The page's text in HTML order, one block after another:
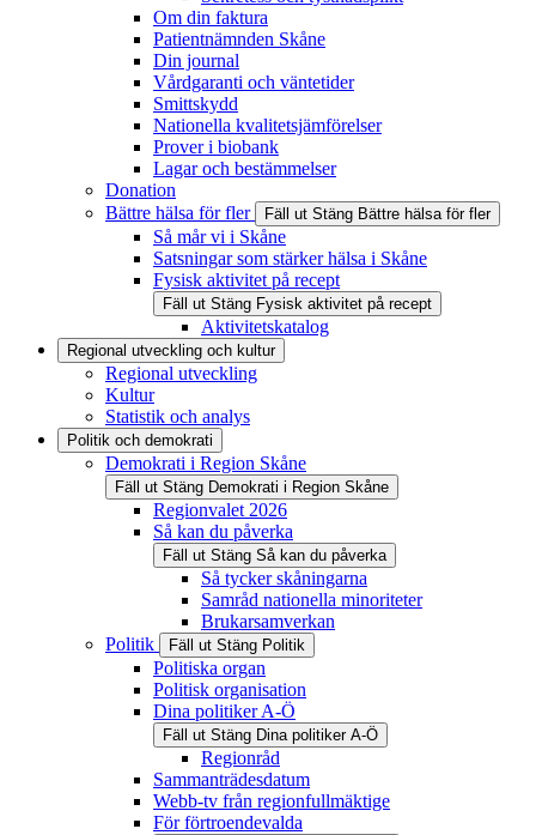
Om din faktura
Patientnämnden Skåne
Din journal
Vårdgaranti och väntetider
Smittskydd
Nationella kvalitetsjämförelser
Prover i biobank
Lagar och bestämmelser
Donation
Bättre hälsa för fler
Fäll ut Stäng Bättre hälsa för fler
Så mår vi i Skåne
Satsningar som stärker hälsa i Skåne
Fysisk aktivitet på recept
Fäll ut Stäng Fysisk aktivitet på recept
Aktivitetskatalog
Regional utveckling och kultur
Regional utveckling
Kultur
Statistik och analys
Politik och demokrati
Demokrati i Region Skåne
Fäll ut Stäng Demokrati i Region Skåne
Regionvalet 2026
Så kan du påverka
Fäll ut Stäng Så kan du påverka
Så tycker skåningarna
Samråd nationella minoriteter
Brukarsamverkan
Politik
Fäll ut Stäng Politik
Politiska organ
Politisk organisation
Dina politiker A-Ö
Fäll ut Stäng Dina politiker A-Ö
Regionråd
Sammanträdesdatum
Webb-tv från regionfullmäktige
För förtroendevalda